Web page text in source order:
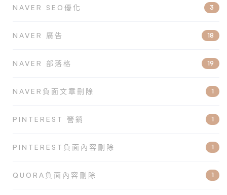
NAVER SEO優化 3
NAVER 廣告 18
NAVER 部落格 19
NAVER負面文章刪除 1
PINTEREST 營銷 1
PINTEREST負面內容刪除 1
QUORA負面內容刪除 1